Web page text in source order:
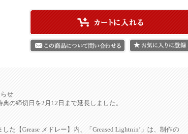
せ
の締切日を2月12日まで延長しました。
た【Grease メドレー】内、「Greased Lightnin’」は、制作の